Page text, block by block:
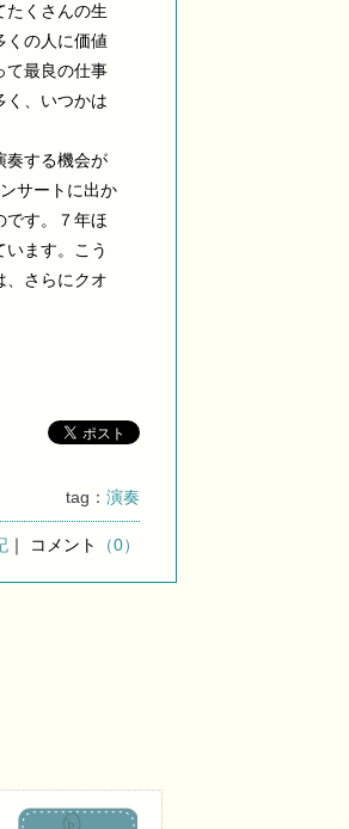
たくさんの生
くの人に価値
て最良の仕事
く、いつかは
奏する機会が
サートに出か
です。７年ほ
ます。こう
、さらにクオ
tag： 演奏
｜ コメント （0）